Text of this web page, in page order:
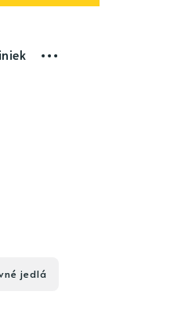
jedlá